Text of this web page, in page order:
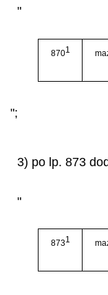
"
8701
";
3) po lp. 873
"
8731